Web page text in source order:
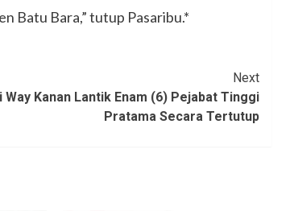
Batu Bara,” tutup Pasaribu.*
Next
Way Kanan Lantik Enam (6) Pejabat Tinggi
Pratama Secara Tertutup